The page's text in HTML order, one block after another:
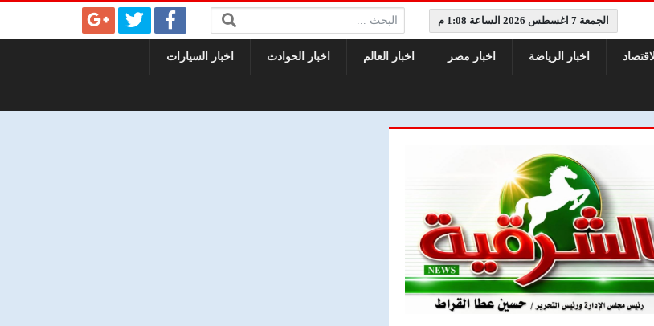
الجمعة 7 اغسطس 2026 الساعة 1:08 م البحث:
اخبار الرياضة اخبار مصر اخبار العالم اخبار الحوادث اخبار السيارات